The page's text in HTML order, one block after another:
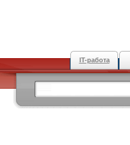
IT-работа